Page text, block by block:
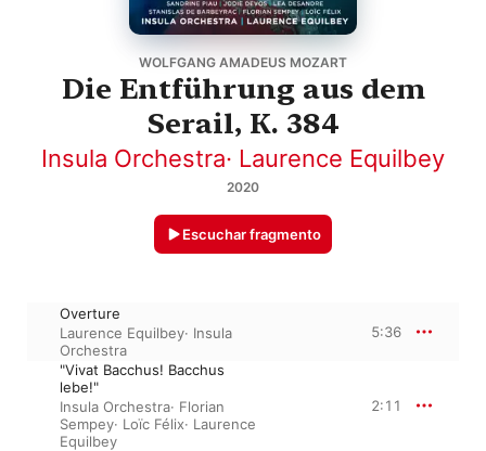
WOLFGANG AMADEUS MOZART
Die Entführung aus dem
Serail, K. 384
Insula Orchestra· Laurence Equilbey
2020
Escuchar fragmento
Overture
Laurence Equilbey· Insula
Orchestra
5:36
"Vivat Bacchus! Bacchus
lebe!"
Insula Orchestra· Florian
Sempey· Loïc Félix· Laurence
Equilbey
2:11